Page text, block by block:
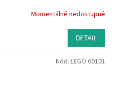
Momentálně nedostupné
DETAIL
Kód: LEGO 60101